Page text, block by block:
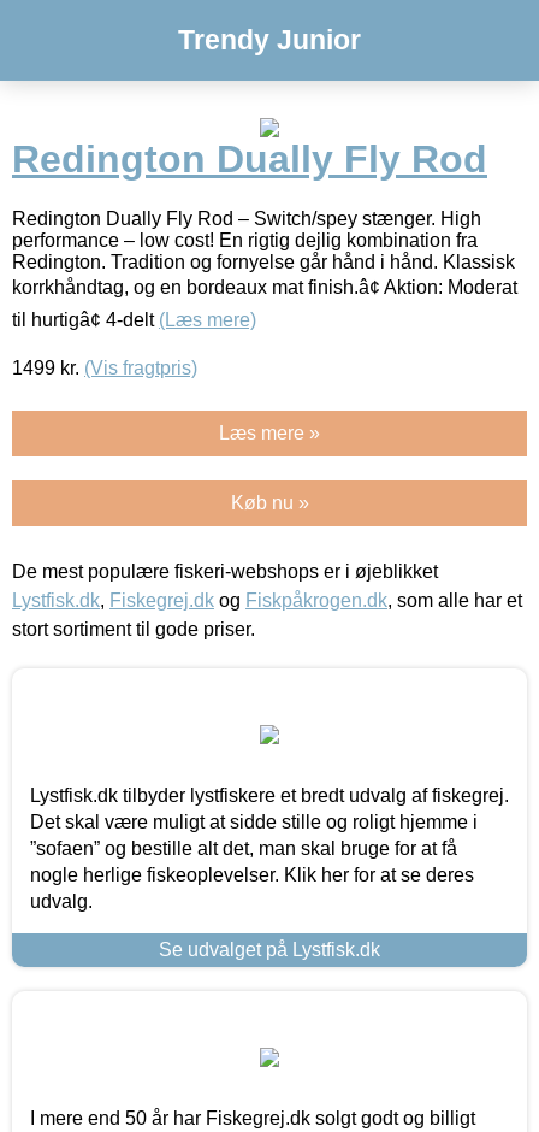
Trendy Junior
Redington Dually Fly Rod
Redington Dually Fly Rod – Switch/spey stænger. High
performance – low cost! En rigtig dejlig kombination fra
Redington. Tradition og fornyelse går hånd i hånd. Klassisk
korrkhåndtag, og en bordeaux mat finish.â¢ Aktion: Moderat
til hurtigâ¢ 4-delt (Læs mere)
1499 kr. (Vis fragtpris)
Læs mere »
Køb nu »
De mest populære fiskeri-webshops er i øjeblikket
Lystfisk.dk, Fiskegrej.dk og Fiskpåkrogen.dk, som alle har et
stort sortiment til gode priser.
Lystfisk.dk tilbyder lystfiskere et bredt udvalg af fiskegrej.
Det skal være muligt at sidde stille og roligt hjemme i
”sofaen” og bestille alt det, man skal bruge for at få
nogle herlige fiskeoplevelser. Klik her for at se deres
udvalg.
Se udvalget på Lystfisk.dk
I mere end 50 år har Fiskegrej.dk solgt godt og billigt